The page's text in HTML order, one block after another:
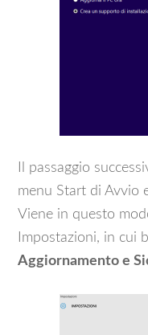
Il passaggio
menu Start di Avvio
Viene in questo
Impostazioni, in cui
Aggiornamento e